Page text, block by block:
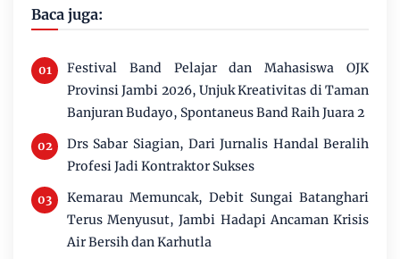
Baca juga:
Festival Band Pelajar dan Mahasiswa OJK
Provinsi Jambi 2026, Unjuk Kreativitas di Taman
Banjuran Budayo, Spontaneus Band Raih Juara 2
Drs Sabar Siagian, Dari Jurnalis Handal Beralih
Profesi Jadi Kontraktor Sukses
Kemarau Memuncak, Debit Sungai Batanghari
Terus Menyusut, Jambi Hadapi Ancaman Krisis
Air Bersih dan Karhutla